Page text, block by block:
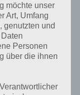
eigentlich und
möchte unser
Art, Umfang
genutzten und
Personen
über die ihnen